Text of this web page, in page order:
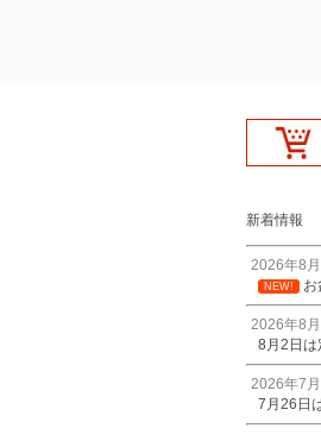
新着情報
2026年8月
NEW! お
2026年8月
8月2日は
2026年7
7月26日